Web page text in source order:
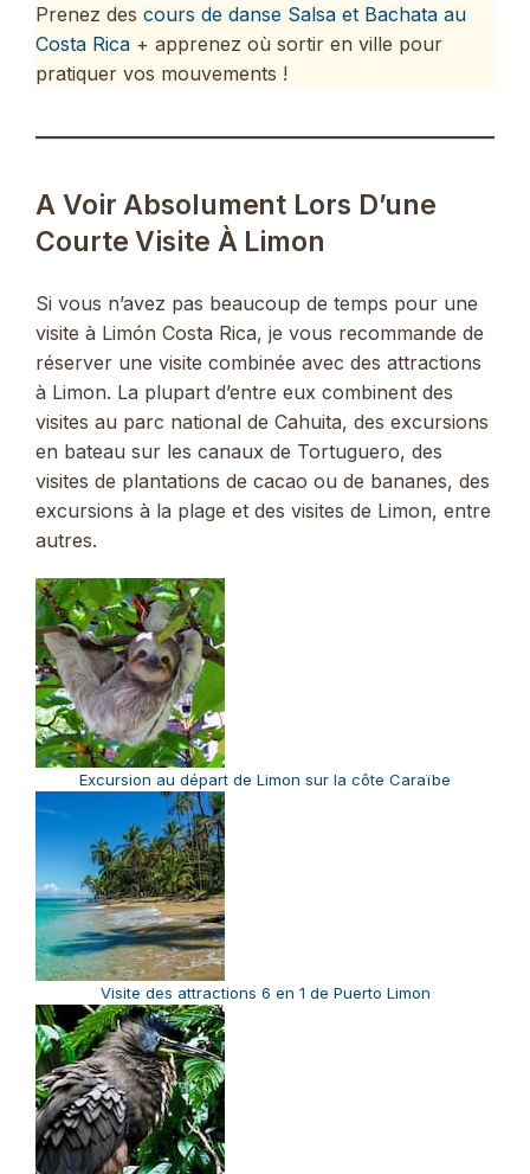
Prenez des cours de danse Salsa et Bachata au
Costa Rica + apprenez où sortir en ville pour
pratiquer vos mouvements !
A Voir Absolument Lors D’une
Courte Visite À Limon
Si vous n’avez pas beaucoup de temps pour une
visite à Limón Costa Rica, je vous recommande de
réserver une visite combinée avec des attractions
à Limon. La plupart d’entre eux combinent des
visites au parc national de Cahuita, des excursions
en bateau sur les canaux de Tortuguero, des
visites de plantations de cacao ou de bananes, des
excursions à la plage et des visites de Limon, entre
autres.
Excursion au départ de Limon sur la côte Caraïbe
Visite des attractions 6 en 1 de Puerto Limon